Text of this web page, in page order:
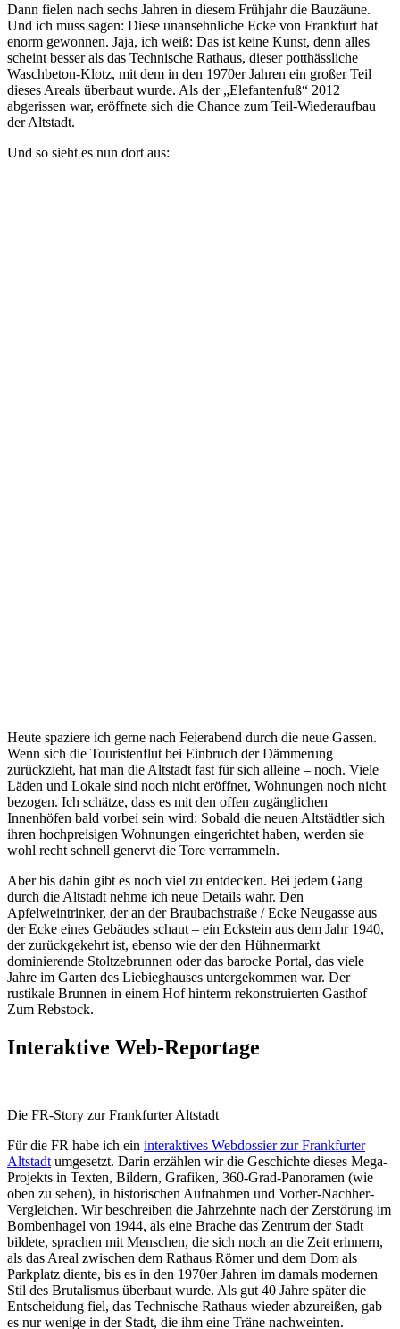
Dann fielen nach sechs Jahren in diesem Frühjahr die Bauzäune.
Und ich muss sagen: Diese unansehnliche Ecke von Frankfurt hat
enorm gewonnen. Jaja, ich weiß: Das ist keine Kunst, denn alles
scheint besser als das Technische Rathaus, dieser potthässliche
Waschbeton-Klotz, mit dem in den 1970er Jahren ein großer Teil
dieses Areals überbaut wurde. Als der „Elefantenfuß“ 2012
abgerissen war, eröffnete sich die Chance zum Teil-Wiederaufbau
der Altstadt.
Und so sieht es nun dort aus:
Heute spaziere ich gerne nach Feierabend durch die neue Gassen.
Wenn sich die Touristenflut bei Einbruch der Dämmerung
zurückzieht, hat man die Altstadt fast für sich alleine – noch. Viele
Läden und Lokale sind noch nicht eröffnet, Wohnungen noch nicht
bezogen. Ich schätze, dass es mit den offen zugänglichen
Innenhöfen bald vorbei sein wird: Sobald die neuen Altstädtler sich
ihren hochpreisigen Wohnungen eingerichtet haben, werden sie
wohl recht schnell genervt die Tore verrammeln.
Aber bis dahin gibt es noch viel zu entdecken. Bei jedem Gang
durch die Altstadt nehme ich neue Details wahr. Den
Apfelweintrinker, der an der Braubachstraße / Ecke Neugasse aus
der Ecke eines Gebäudes schaut – ein Eckstein aus dem Jahr 1940,
der zurückgekehrt ist, ebenso wie der den Hühnermarkt
dominierende Stoltzebrunnen oder das barocke Portal, das viele
Jahre im Garten des Liebieghauses untergekommen war. Der
rustikale Brunnen in einem Hof hinterm rekonstruierten Gasthof
Zum Rebstock.
Interaktive Web-Reportage
Die FR-Story zur Frankfurter Altstadt
Für die FR habe ich ein interaktives Webdossier zur Frankfurter
Altstadtumgesetzt. Darin erzählen wir die Geschichte dieses Mega-
Projekts in Texten, Bildern, Grafiken, 360-Grad-Panoramen (wie
oben zu sehen), in historischen Aufnahmen und Vorher-Nachher-
Vergleichen. Wir beschreiben die Jahrzehnte nach der Zerstörung im
Bombenhagel von 1944, als eine Brache das Zentrum der Stadt
bildete, sprachen mit Menschen, die sich noch an die Zeit erinnern,
als das Areal zwischen dem Rathaus Römer und dem Dom als
Parkplatz diente, bis es in den 1970er Jahren im damals modernen
Stil des Brutalismus überbaut wurde. Als gut 40 Jahre später die
Entscheidung fiel, das Technische Rathaus wieder abzureißen, gab
es nur wenige in der Stadt, die ihm eine Träne nachweinten.